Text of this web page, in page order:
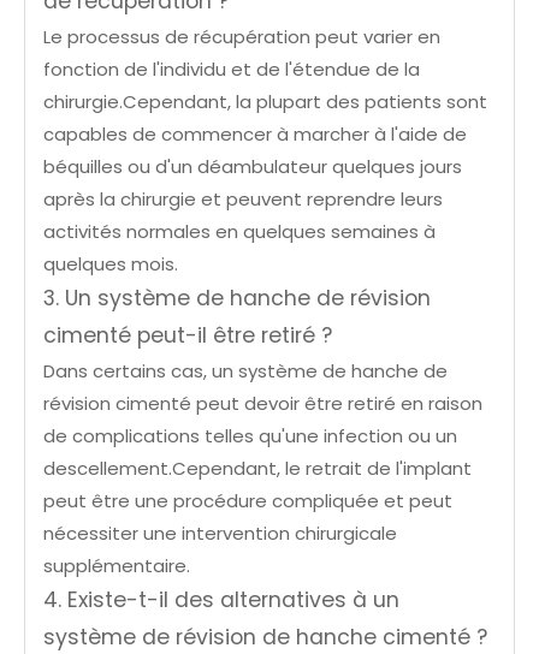
Le processus de récupération peut varier en
fonction de l'individu et de l'étendue de la
chirurgie.Cependant, la plupart des patients sont
capables de commencer à marcher à l'aide de
béquilles ou d'un déambulateur quelques jours
après la chirurgie et peuvent reprendre leurs
activités normales en quelques semaines à
quelques mois.
3. Un système de hanche de révision
cimenté peut-il être retiré ?
Dans certains cas, un système de hanche de
révision cimenté peut devoir être retiré en raison
de complications telles qu'une infection ou un
descellement.Cependant, le retrait de l'implant
peut être une procédure compliquée et peut
nécessiter une intervention chirurgicale
supplémentaire.
4. Existe-t-il des alternatives à un
système de révision de hanche cimenté ?